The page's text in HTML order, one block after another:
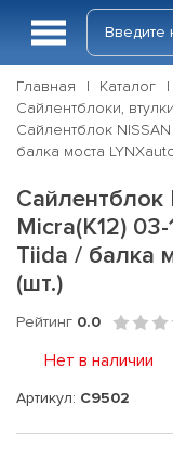
Главная Каталог
Сайлентблоки,
Сайлентблок NISSAN
балка моста
Сайлентблок
Micra(K12) 03-
Tiida / балка
(шт.)
Рейтинг 0.0
Нет в наличии
Артикул: C9502